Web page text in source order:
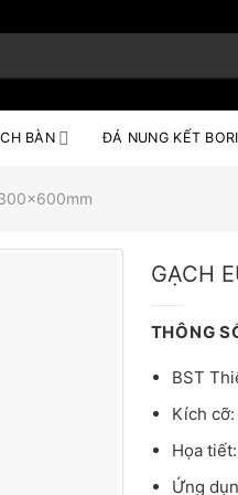
BÀN ĐÁ NUNG KẾT
GẠCH
THÔNG
BST
Kích
Họa
Ứng